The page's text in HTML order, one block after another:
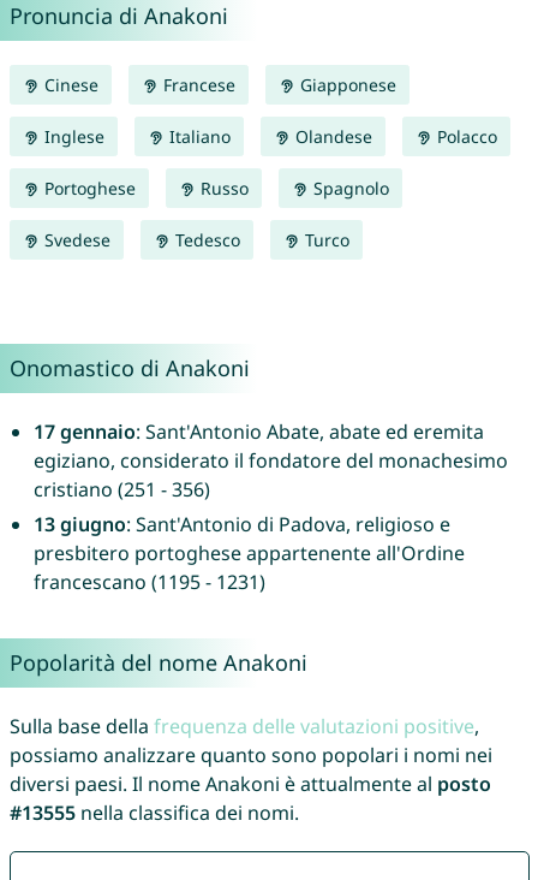
Pronuncia di Anakoni
Cinese Francese Giapponese
Inglese Italiano Olandese Polacco
Portoghese Russo Spagnolo
Svedese Tedesco Turco
Onomastico di Anakoni
17 gennaio: Sant'Antonio Abate, abate ed eremita
egiziano, considerato il fondatore del monachesimo
cristiano (251 - 356)
13 giugno: Sant'Antonio di Padova, religioso e
presbitero portoghese appartenente all'Ordine
francescano (1195 - 1231)
Popolarità del nome Anakoni
Sulla base della frequenza delle valutazioni positive,
possiamo analizzare quanto sono popolari i nomi nei
diversi paesi. Il nome Anakoni è attualmente al posto
#13555nella classifica dei nomi.